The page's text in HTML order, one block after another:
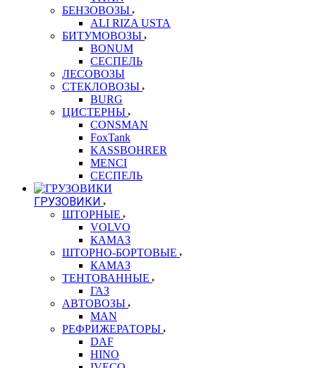
БЕНЗОВОЗЫ
ALI RIZA USTA
БИТУМОВОЗЫ
BONUM
СЕСПЕЛЬ
ЛЕСОВОЗЫ
СТЕКЛОВОЗЫ
BURG
ЦИСТЕРНЫ
CONSMAN
FoxTank
KASSBOHRER
MENCI
СЕСПЕЛЬ
ГРУЗОВИКИ
ШТОРНЫЕ
VOLVO
КАМАЗ
ШТОРНО-БОРТОВЫЕ
КАМАЗ
ТЕНТОВАННЫЕ
ГАЗ
АВТОВОЗЫ
MAN
РЕФРИЖЕРАТОРЫ
DAF
HINO